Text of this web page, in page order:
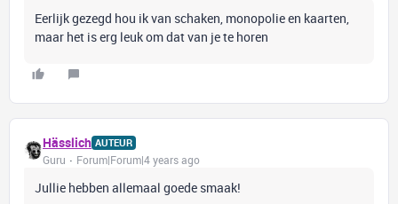
Eerlijk gezegd hou ik van schaken, monopolie en kaarten,
maar het is erg leuk om dat van je te horen
Hässlich AUTEUR
Guru Forum|Forum|4 years ago
Jullie hebben allemaal goede smaak!